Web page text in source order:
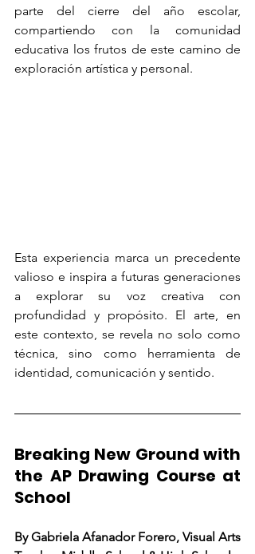
parte del cierre del año escolar,
compartiendo con la comunidad
educativa los frutos de este camino de
exploración artística y personal.
Esta experiencia marca un precedente
valioso e inspira a futuras generaciones
a explorar su voz creativa con
profundidad y propósito. El arte, en
este contexto, se revela no solo como
técnica, sino como herramienta de
identidad, comunicación y sentido.
Breaking New Ground with
the AP Drawing Course at
School
By Gabriela Afanador Forero, Visual Arts